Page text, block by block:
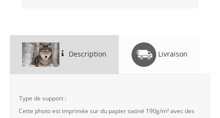
Description Livraison
Type de support :
Cette photo est imprimée sur du papier satiné 190g/m² avec des